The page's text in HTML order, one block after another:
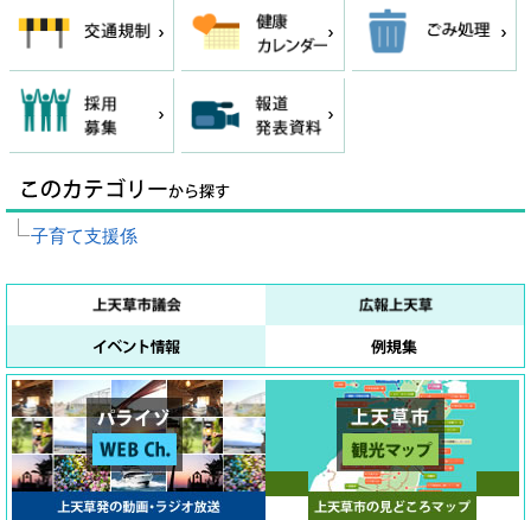
子育て支援係